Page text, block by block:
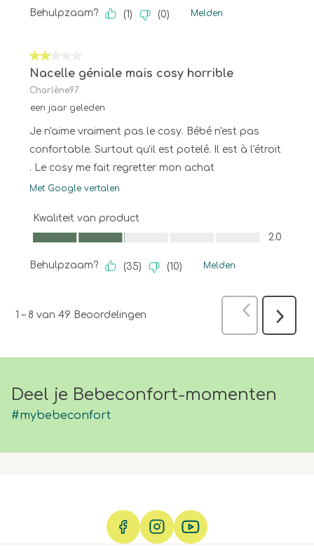
Deel je Bebeconfort-momenten
#mybebeconfort
Behulpzaam? (1) (0) Melden
2 van 5 sterren.
Nacelle géniale mais cosy horrible
Charlène97
een jaar geleden
Je n'aime vraiment pas le cosy. Bébé n'est pas
confortable. Surtout qu'il est potelé. Il est à l'étroit
. Le cosy me fait regretter mon achat
Met Google vertalen
Kwaliteit van product
Kwaliteit van product, 2.0 van 5
2.0
Behulpzaam? (35) (10) Melden
1 – 8 van 49 Beoordelingen Vorige